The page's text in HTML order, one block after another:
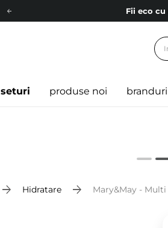
Fii eco cu
Livrare mai ieftină pentru
seturi produse noi branduri
Hidratare Mary&May -